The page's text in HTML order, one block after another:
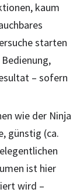
kaum
starten
– sofern
wie der Ninja
günstig (ca.
ist hier
wird –